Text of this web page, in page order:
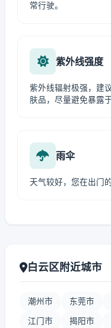
常行驶。
紫外线强度
紫外线辐射极强，建
肤品，尽量避免暴露
雨伞
天气较好，您在出门
白云区附近城市
潮州市 东莞市
江门市 揭阳市